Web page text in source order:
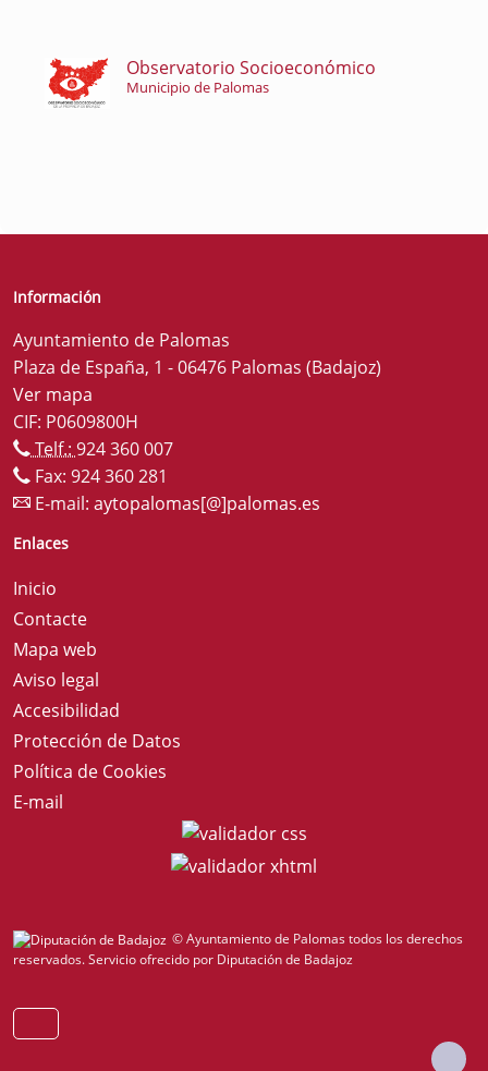
Observatorio Socioeconómico
Municipio de Palomas
Información
Ayuntamiento de Palomas
Plaza de España, 1 - 06476 Palomas (Badajoz)
Ver mapa
CIF: P0609800H
Telf.: 924 360 007
Fax: 924 360 281
E-mail: aytopalomas[@]palomas.es
Enlaces
Inicio
Contacte
Mapa web
Aviso legal
Accesibilidad
Protección de Datos
Política de Cookies
E-mail
© Ayuntamiento de Palomas todos los derechos
reservados.Servicio ofrecido por Diputación de Badajoz